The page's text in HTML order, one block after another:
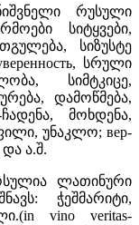
რუსული
სიტყვები,
სიზუსტე
სრული
სიმტკიცე,
დამოწმება,
ჩადენა, მოხდენა,
უნაკლო; вер-
ა.შ.
ლათინური
ჭეშმარიტი,
vino veritas-